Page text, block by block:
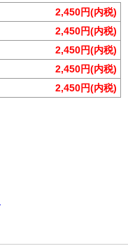
2,450円(内税)
2,450円(内税)
2,450円(内税)
2,450円(内税)
2,450円(内税)